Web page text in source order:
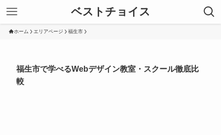
ベストチョイス
ホーム エリアページ 福生市
福生市で学べるWebデザイン教室・スクール徹底比
較